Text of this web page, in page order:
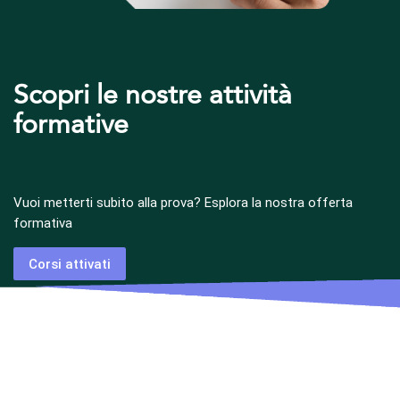
Scopri le nostre attività
formative
Vuoi metterti subito alla prova? Esplora la nostra offerta
formativa
Corsi attivati